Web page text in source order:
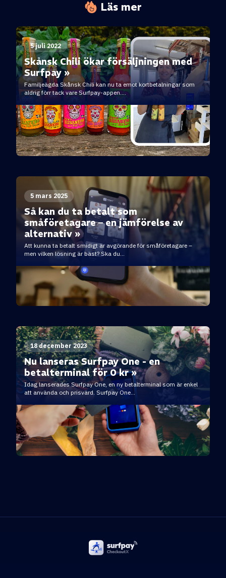
Läs mer
5 juli 2022
Skånsk Chili ökar försäljningen med
Surfpay »
Familjeägda Skånsk Chili kan nu ta emot kortbetalningar som
aldrig förr tack vare Surfpay-appen....
5 mars 2025
Så kan du ta betalt som
småföretagare – en jämförelse av
alternativ »
Att kunna ta betalt smidigt är avgörande för småföretagare –
men vilken lösning är bäst? Ska du...
18 december 2023
Nu lanseras Surfpay One - en
betalterminal för 0 kr »
Idag lanserades Surfpay One, en ny betalterminal som är enkel
att använda och prisvärd. Surfpay One...